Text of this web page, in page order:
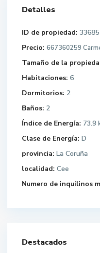
Detalles
ID de propiedad: 33685
Precio: 667360259
Tamaño de la
Habitaciones: 6
Dormitorios: 2
Baños: 2
Índice de Energía: 73.9
Clase de Energía: D
provincia: La Coruña
localidad: Cee
Numero de inquilinos
Destacados